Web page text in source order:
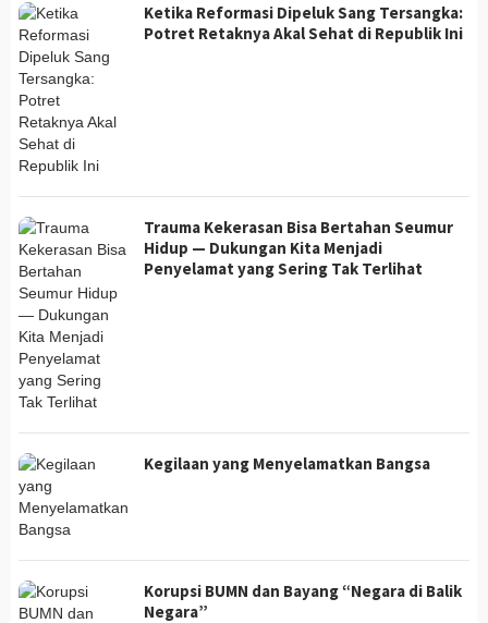
Ketika Reformasi Dipeluk Sang Tersangka:
Potret Retaknya Akal Sehat di Republik Ini
Trauma Kekerasan Bisa Bertahan Seumur
Hidup — Dukungan Kita Menjadi
Penyelamat yang Sering Tak Terlihat
Kegilaan yang Menyelamatkan Bangsa
Korupsi BUMN dan Bayang “Negara di Balik
Negara”